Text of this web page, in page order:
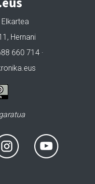
Hernani
660 714 ·